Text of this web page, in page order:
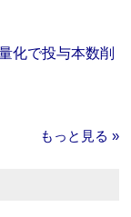
化で投与本数削
もっと見る »